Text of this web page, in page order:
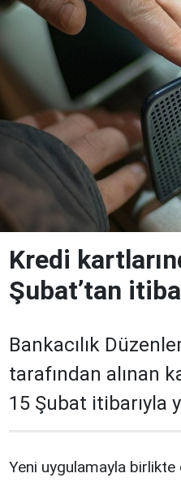
Kredi
Şubat’tan
Bankacılık
tarafından alınan
15 Şubat itibarıyla
Yeni uygulamayla